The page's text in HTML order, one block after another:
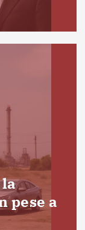
pese a